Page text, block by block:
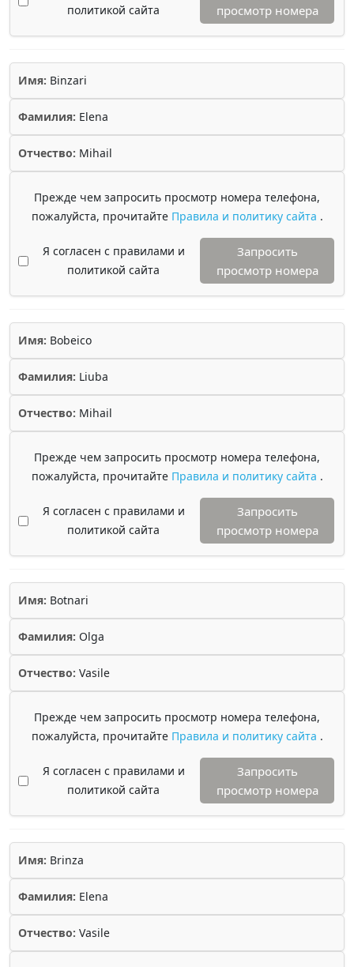
политикой сайта
просмотр номера
Имя: Binzari
Фамилия: Elena
Отчество: Mihail
Прежде чем запросить просмотр номера телефона,
пожалуйста, прочитайте Правила и политику сайта .
Я согласен с правилами и
политикой сайта
Запросить
просмотр номера
Имя: Bobeico
Фамилия: Liuba
Отчество: Mihail
Прежде чем запросить просмотр номера телефона,
пожалуйста, прочитайте Правила и политику сайта .
Я согласен с правилами и
политикой сайта
Запросить
просмотр номера
Имя: Botnari
Фамилия: Olga
Отчество: Vasile
Прежде чем запросить просмотр номера телефона,
пожалуйста, прочитайте Правила и политику сайта .
Я согласен с правилами и
политикой сайта
Запросить
просмотр номера
Имя: Brinza
Фамилия: Elena
Отчество: Vasile